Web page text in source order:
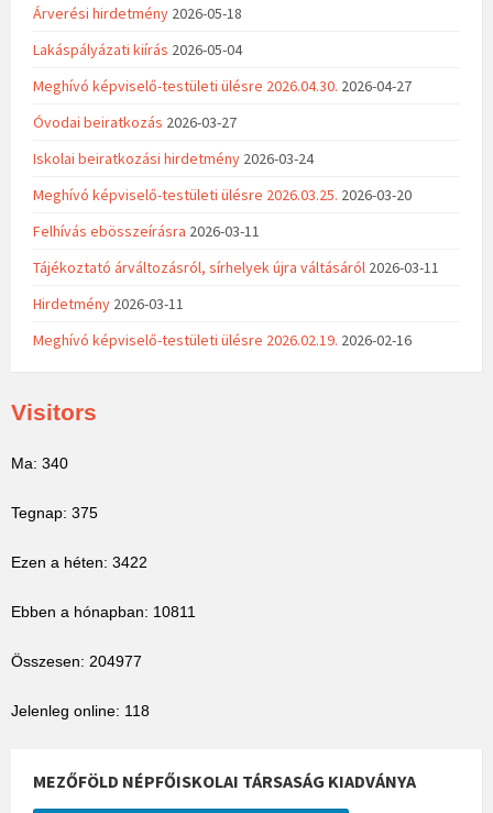
Árverési hirdetmény 2026-05-18
Lakáspályázati kiírás 2026-05-04
Meghívó képviselő-testületi ülésre 2026.04.30. 2026-04-27
Óvodai beiratkozás 2026-03-27
Iskolai beiratkozási hirdetmény 2026-03-24
Meghívó képviselő-testületi ülésre 2026.03.25. 2026-03-20
Felhívás ebösszeírásra 2026-03-11
Tájékoztató árváltozásról, sírhelyek újra váltásáról 2026-03-11
Hirdetmény 2026-03-11
Meghívó képviselő-testületi ülésre 2026.02.19. 2026-02-16
Visitors
Ma: 340
Tegnap: 375
Ezen a héten: 3422
Ebben a hónapban: 10811
Összesen: 204977
Jelenleg online: 118
MEZŐFÖLD NÉPFŐISKOLAI TÁRSASÁG KIADVÁNYA